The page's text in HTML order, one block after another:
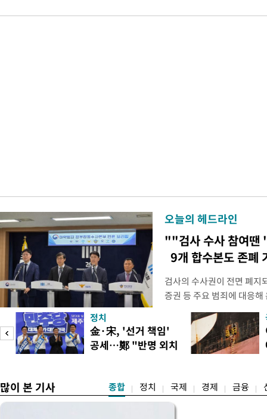
오늘의 헤드라인
""검사 수사 참여
9개 합수본도 존폐
검사의 수사권이 전면 폐
증권 등 주요 범죄에 대응
새로운 쟁점으로 떠올랐
여 근거가 사라지면서 현행
이다. 9일 법조계에 따르면
사의 수사권이 박탈되면서,
정치
金·宋, '선거 책임'
공세…鄭 "반명 외치
많이 본 기사 종합 정치 국제 경제 금융